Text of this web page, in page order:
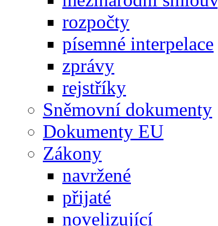
rozpočty
písemné interpelace
zprávy
rejstříky
Sněmovní dokumenty
Dokumenty EU
Zákony
navržené
přijaté
novelizující